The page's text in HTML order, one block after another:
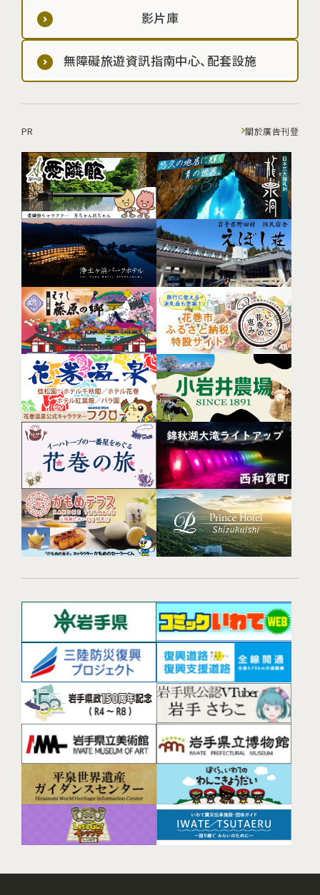
影片庫
無障礙旅遊資訊指南中心、配套設施
PR 關於廣告刊登